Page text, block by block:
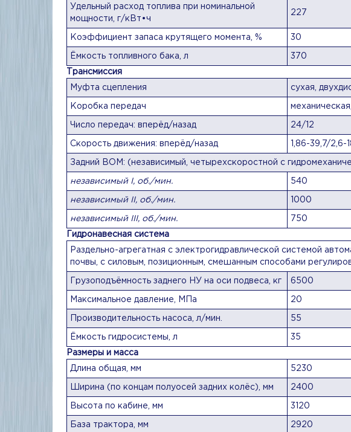
Удельный расход топлива при номинальной
мощности, г/кВт•ч
227
Коэффициент запаса крутящего момента, % 30
Ёмкость топливного бака, л 370
Трансмиссия
Муфта сцепления сухая,
Коробка передач
Число передач: вперёд/назад 24/12
Скорость движения: вперёд/назад 1,86-39,7/2,6-
Задний ВОМ: (независимый, четырехскоростной с
независимый I, об./мин. 540
независимый II, об./мин. 1000
независимый III, об./мин. 750
Гидронавесная система
Раздельно-агрегатная с электрогидравлической системой
почвы, с силовым, позиционным, смешанным способами
Грузоподъёмность заднего НУ на оси подвеса, кг 6500
Максимальное давление, МПа 20
Производительность насоса, л/мин. 55
Ёмкость гидросистемы, л 35
Размеры и масса
Длина общая, мм 5230
Ширина (по концам полуосей задних колёс), мм 2400
Высота по кабине, мм 3120
База трактора, мм 2920